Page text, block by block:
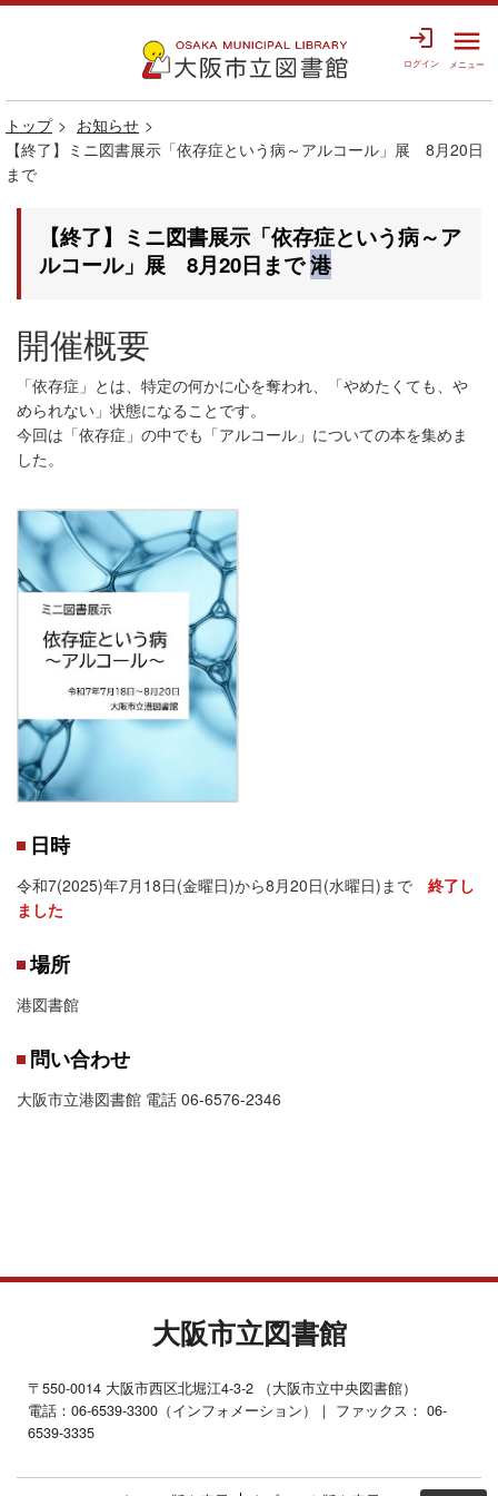
login
ログイン
menu
メニュー
トップ
お知らせ
【終了】ミニ図書展示「依存症という病～アルコール」展 8月20日
まで
【終了】ミニ図書展示「依存症という病～ア
ルコール」展 8月20日まで港
開催概要
「依存症」とは、特定の何かに心を奪われ、「やめたくても、や
められない」状態になることです。
今回は「依存症」の中でも「アルコール」についての本を集めま
した。
日時
令和7(2025)年7月18日(金曜日)から8月20日(水曜日)まで 終了し
ました
場所
港図書館
問い合わせ
大阪市立港図書館 電話 06-6576-2346
大阪市立図書館
〒550-0014 大阪市西区北堀江4-3-2 （大阪市立中央図書館）
電話：06-6539-3300（インフォメーション）｜ ファックス： 06-
6539-3335